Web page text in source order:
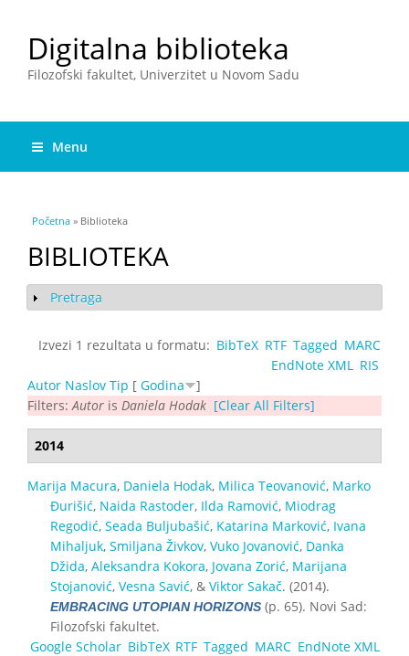
Digitalna biblioteka
Filozofski fakultet, Univerzitet u Novom Sadu
Menu
You are here
Početna » Biblioteka
BIBLIOTEKA
Show
Pretraga
Izvezi 1 rezultata u formatu: BibTeX RTF Tagged MARC
EndNote XML
RIS
Autor Naslov Tip [ Godina
]
Filters: Autor is Daniela Hodak [Clear All Filters]
2014
Marija Macura, Daniela Hodak, Milica Teovanović, Marko
Đurišić, Naida Rastoder, Ilda Ramović, Miodrag
Regodić, Seada Buljubašić, Katarina Marković, Ivana
Mihaljuk, Smiljana Živkov, Vuko Jovanović, Danka
Džida, Aleksandra Kokora, Jovana Zorić, Marijana
Stojanović, Vesna Savić, & Viktor Sakač. (2014).
EMBRACING UTOPIAN HORIZONS (p. 65). Novi Sad:
Filozofski fakultet.
Google Scholar BibTeX RTF Tagged MARC EndNote XML